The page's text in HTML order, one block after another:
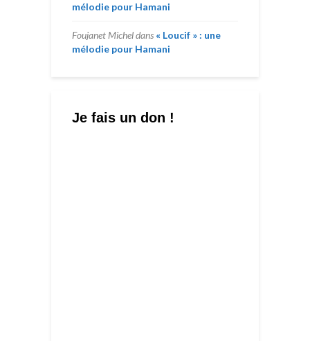
mélodie pour Hamani
Foujanet Micheldans « Loucif » : une
mélodie pour Hamani
Je fais un don !